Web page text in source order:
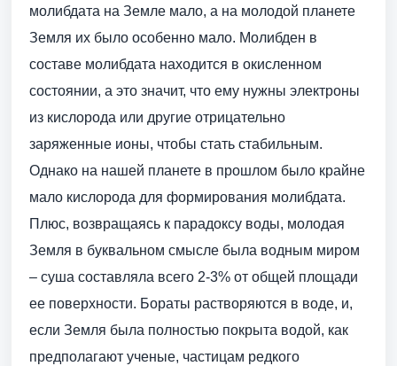
молибдата на Земле мало, а на молодой планете
Земля их было особенно мало. Молибден в
составе молибдата находится в окисленном
состоянии, а это значит, что ему нужны электроны
из кислорода или другие отрицательно
заряженные ионы, чтобы стать стабильным.
Однако на нашей планете в прошлом было крайне
мало кислорода для формирования молибдата.
Плюс, возвращаясь к парадоксу воды, молодая
Земля в буквальном смысле была водным миром
– суша составляла всего 2-3% от общей площади
ее поверхности. Бораты растворяются в воде, и,
если Земля была полностью покрыта водой, как
предполагают ученые, частицам редкого